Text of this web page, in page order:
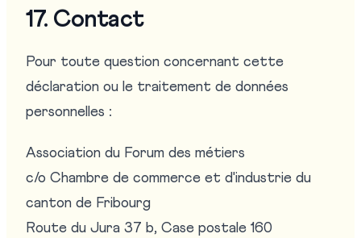
17. Contact
Pour toute question concernant cette
déclaration ou le traitement de données
personnelles :
Association du Forum des métiers
c/o Chambre de commerce et d'industrie du
canton de Fribourg
Route du Jura 37 b, Case postale 160